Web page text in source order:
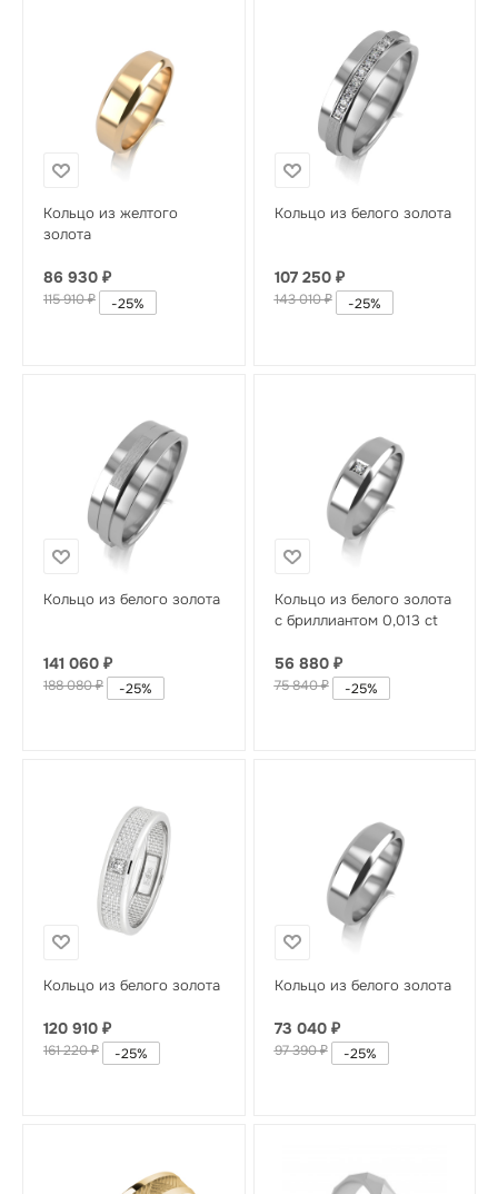
Кольцо из желтого
золота
86 930 ₽
115 910₽ -25%
Кольцо из белого золота
107 250₽
143 010₽ -25%
Кольцо из белого золота
141 060 ₽
188 080₽ -25%
Кольцо из белого золота
с бриллиантом 0,013 ct
56 880₽
75 840₽ -25%
Кольцо из белого золота
120 910 ₽
161 220₽ -25%
Кольцо из белого золота
73 040₽
97 390₽ -25%